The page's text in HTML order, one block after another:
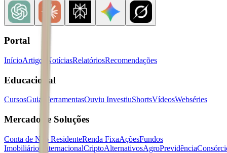
Portal
InícioArtigos NotíciasRelatóriosRecomendações
Educacional
CursosGuias FerramentasOuviu InvestiuShortsVídeosWebséries
Mercados e Soluções
Conta de Não ResidenteRenda FixaAçõesFundos
Imobiliários
InternacionalCriptoAlternativosAgroPrevidência